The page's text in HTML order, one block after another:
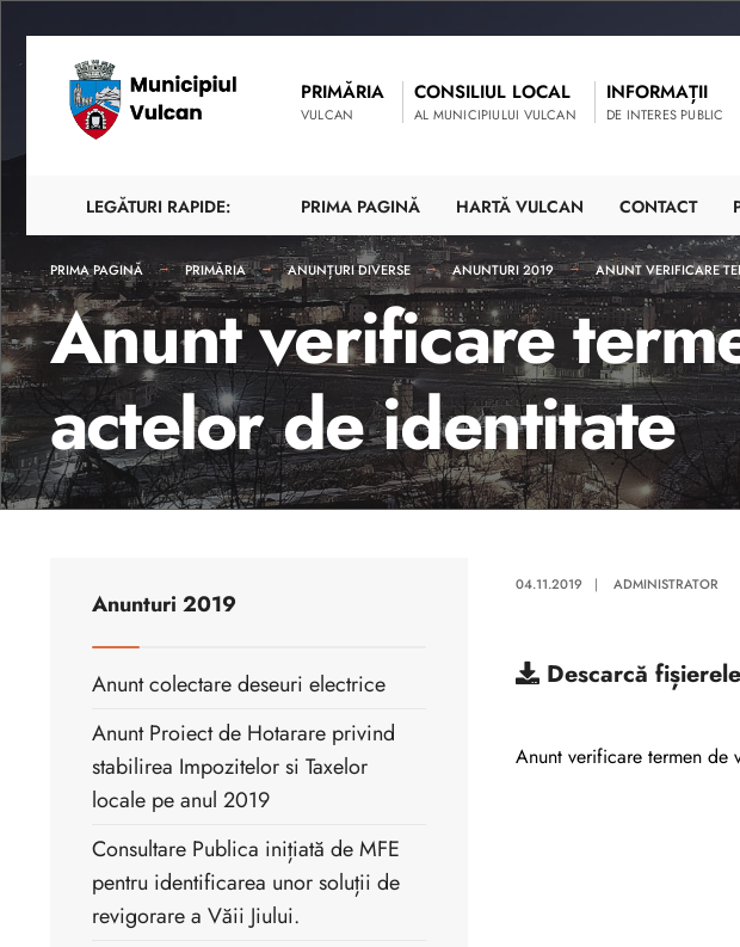
PRIMĂRIA
VULCAN
CONSILIUL LOCAL
AL MUNICIPIULUI VULCAN
INFORMAȚII
DE INTERES PUBLIC
LEGĂTURI RAPIDE: PRIMA PAGINĂ HARTĂ VULCAN CONTACT
PRIMA PAGINĂ PRIMĂRIA ANUNȚURI DIVERSE ANUNTURI 2019 ANUNT VERIFICARE
Anunt verificare
actelor de identitate
04.11.2019 | ADMINISTRATOR
Descarcă
Anunt verificare termen
Anunturi 2019
Anunt colectare deseuri electrice
Anunt Proiect de Hotarare privind
stabilirea Impozitelor si Taxelor
locale pe anul 2019
Consultare Publica inițiată de MFE
pentru identificarea unor soluții de
revigorare a Văii Jiului.